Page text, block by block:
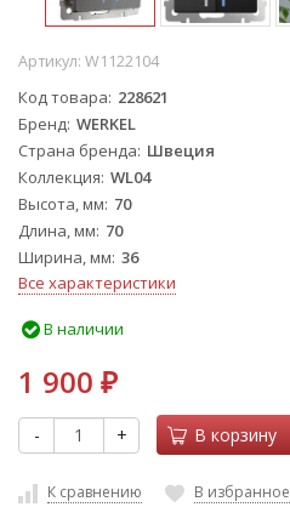
Артикул: W1122104
Код товара 228621
Бренд WERKEL
Страна бренда Швеция
Коллекция WL04
Высота, мм 70
Длина, мм 70
Ширина, мм 36
Все характеристики
В наличии
1 900 ₽
- + В корзину
К сравнению В избранное